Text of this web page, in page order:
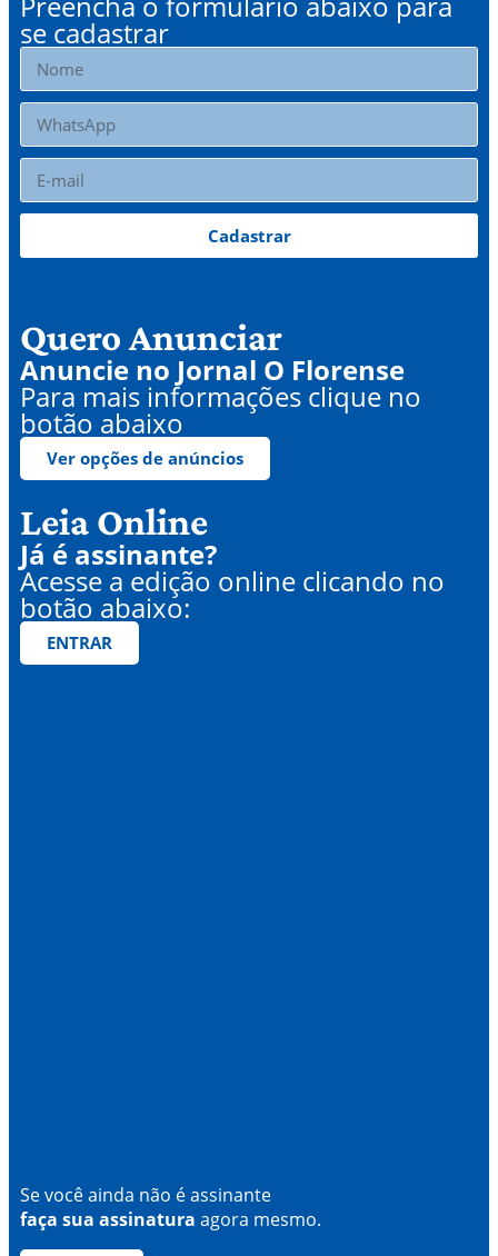
se cadastrar
Cadastrar
Quero Anunciar
Anuncie no Jornal O Florense
Para mais informações clique no
botão abaixo
Ver opções de anúncios
Leia Online
Já é assinante?
Acesse a edição online clicando no
botão abaixo:
ENTRAR
Se você ainda não é assinante
faça sua assinatura agora mesmo.